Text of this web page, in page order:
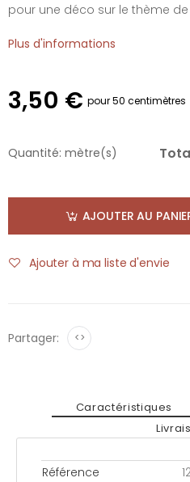
pour une déco sur le thème
Plus d'informations
3,50 € pour 50 centimètres
Quantité: mètre(s)
AJOUTER AU
Ajouter à ma liste d'envie
Partager: <>
Caractéristiques
Référence